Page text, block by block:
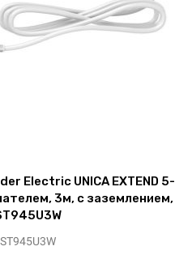
Electric UNICA EXTEND 5-
3м, с заземлением,
ST945U3W